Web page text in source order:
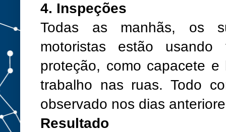
4. Inspeções
Todas as manhãs, os
motoristas estão
proteção, como capacete
trabalho nas ruas. Todo
observado nos dias
Resultado